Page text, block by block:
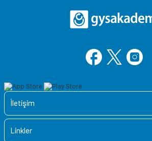
İletişim
Linkler